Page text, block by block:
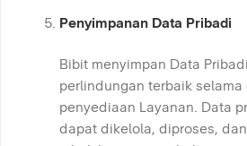
Penyimpanan Data Pribadi
Bibit menyimpan Data
perlindungan terbaik
penyediaan Layanan. Data
dapat dikelola, diproses,